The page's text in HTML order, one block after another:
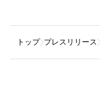
トップ プレスリリース